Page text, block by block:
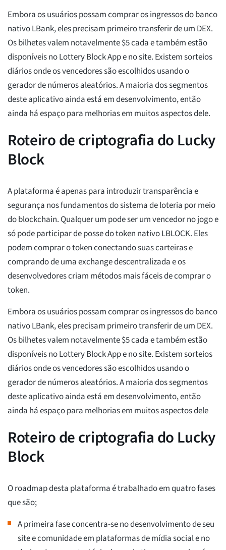
Embora os usuários possam comprar os ingressos do banco
nativo LBank, eles precisam primeiro transferir de um DEX.
Os bilhetes valem notavelmente $5 cada e também estão
disponíveis no Lottery Block App e no site. Existem sorteios
diários onde os vencedores são escolhidos usando o
gerador de números aleatórios. A maioria dos segmentos
deste aplicativo ainda está em desenvolvimento, então
ainda há espaço para melhorias em muitos aspectos dele.
Roteiro de criptografia do Lucky
Block
A plataforma é apenas para introduzir transparência e
segurança nos fundamentos do sistema de loteria por meio
do blockchain. Qualquer um pode ser um vencedor no jogo e
só pode participar de posse do token nativo LBLOCK. Eles
podem comprar o token conectando suas carteiras e
comprando de uma exchange descentralizada e os
desenvolvedores criam métodos mais fáceis de comprar o
token.
Embora os usuários possam comprar os ingressos do banco
nativo LBank, eles precisam primeiro transferir de um DEX.
Os bilhetes valem notavelmente $5 cada e também estão
disponíveis no Lottery Block App e no site. Existem sorteios
diários onde os vencedores são escolhidos usando o
gerador de números aleatórios. A maioria dos segmentos
deste aplicativo ainda está em desenvolvimento, então
ainda há espaço para melhorias em muitos aspectos dele
Roteiro de criptografia do Lucky
Block
O roadmap desta plataforma é trabalhado em quatro fases
que são;
A primeira fase concentra-se no desenvolvimento de seu
site e comunidade em plataformas de mídia social e no